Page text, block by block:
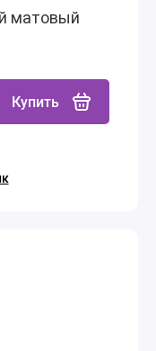
матовый
Купить